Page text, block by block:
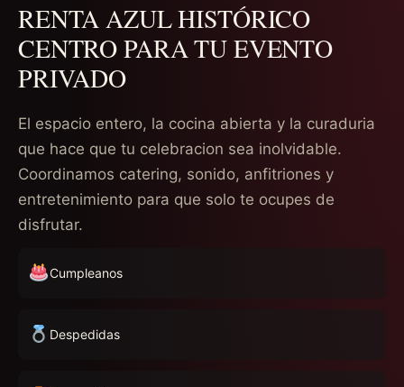
RENTA AZUL HISTÓRICO
CENTRO PARA TU EVENTO
PRIVADO
El espacio entero, la cocina abierta y la curaduria
que hace que tu celebracion sea inolvidable.
Coordinamos catering, sonido, anfitriones y
entretenimiento para que solo te ocupes de
disfrutar.
Cumpleanos
Despedidas